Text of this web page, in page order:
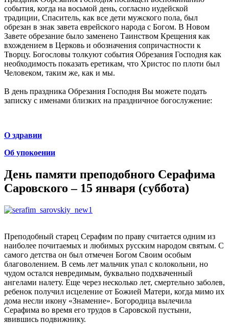
события, когда на восьмой день, согласно иудейской
традиции, Спаситель, как все дети мужского пола, был
обрезан в знак завета еврейского народа с Богом. В Новом
Завете обрезание было заменено Таинством Крещения как
вхождением в Церковь и обозначения сопричастности к
Творцу. Богословы толкуют события Обрезания Господня как
необходимость показать еретикам, что Христос по плоти был
Человеком, таким же, как и мы.
В день праздника Обрезания Господня Вы можете подать
записку с именами близких на праздничное богослужение:
О здравии
Об упокоении
День памяти преподобного Серафима
Саровского – 15 января (суббота)
Преподобный старец Серафим по праву считается одним из
наиболее почитаемых и любимых русским народом святым. С
самого детства он был отмечен Богом Своим особым
благоволением. В семь лет мальчик упал с колокольни, но
чудом остался невредимым, буквально подхваченный
ангелами налету. Еще через несколько лет, смертельно заболев,
ребенок получил исцеление от Божией Матери, когда мимо их
дома несли икону «Знамение». Богородица вылечила
Серафима во время его трудов в Саровской пустыни,
явившись подвижнику.